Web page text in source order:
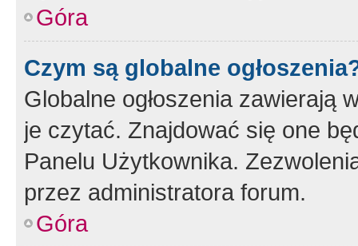
Góra
Czym są globalne
Globalne ogłoszenia zawierają
je czytać. Znajdować się one
Panelu Użytkownika.
przez administratora forum.
Góra